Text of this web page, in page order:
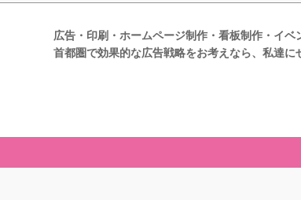
広告・印刷・ホームページ制作・看板制作・イベ
首都圏で効果的な広告戦略をお考えなら、私達に